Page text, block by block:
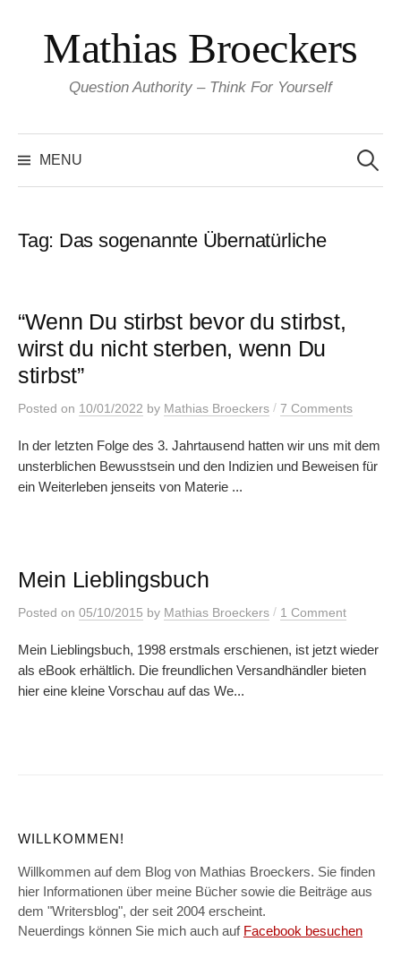
content
Mathias Broeckers
Question Authority – Think For Yourself
MENU
for:
Tag: Das sogenannte Übernatürliche
“Wenn Du stirbst bevor du stirbst,
wirst du nicht sterben, wenn Du
stirbst”
Posted on 10/01/2022 by Mathias Broeckers / 7 Comments
In der letzten Folge des 3. Jahrtausend hatten wir uns mit dem
unsterblichen Bewusstsein und den Indizien und Beweisen für
ein Weiterleben jenseits von Materie ...
Mein Lieblingsbuch
Posted on 05/10/2015 by Mathias Broeckers / 1 Comment
Mein Lieblingsbuch, 1998 erstmals erschienen, ist jetzt wieder
als eBook erhältlich. Die freundlichen Versandhändler bieten
hier eine kleine Vorschau auf das We...
WILLKOMMEN!
Willkommen auf dem Blog von Mathias Broeckers. Sie finden
hier Informationen über meine Bücher sowie die Beiträge aus
dem "Writersblog", der seit 2004 erscheint.
Neuerdings können Sie mich auch auf Facebook besuchen